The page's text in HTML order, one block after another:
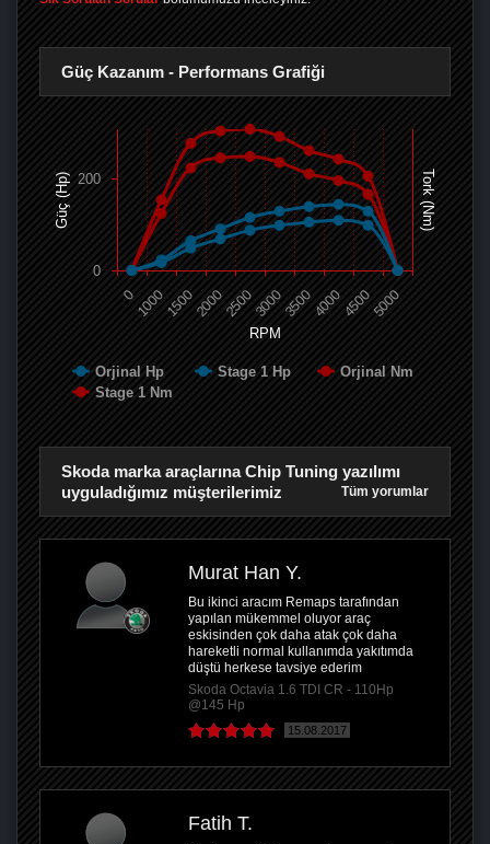
Güç Kazanım - Performans Grafiği
RPM
Güç (Hp) Tork (Nm)
Orjinal Hp Stage 1 Hp
Orjinal Nm
Stage 1 Nm
0 100015002000250030003500400045005000
0
200
Skoda marka araçlarına Chip Tuning yazılımı
uyguladığımız müşterilerimiz
Tüm yorumlar
Murat Han Y.
Bu ikinci aracım Remaps tarafından
yapılan mükemmel oluyor araç
eskisinden çok daha atak çok daha
hareketli normal kullanımda yakıtımda
düştü herkese tavsiye ederim
Skoda Octavia 1.6 TDI CR - 110Hp
@145 Hp
15.08.2017
Fatih T.